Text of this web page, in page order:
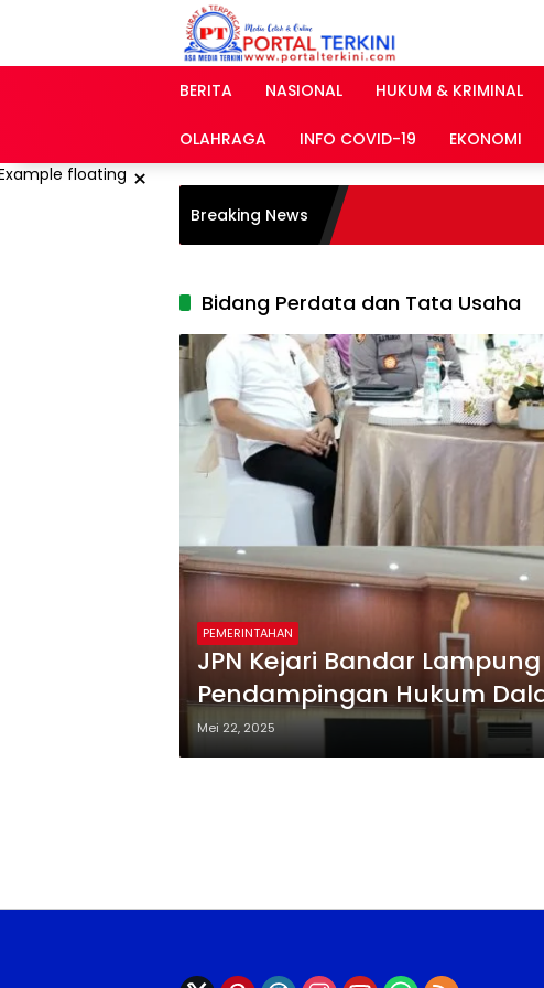
BERITA
NASIONAL HUKUM & KRIMINAL
OLAHRAGA INFO COVID-19 EKONOMI
×
Breaking News
Bidang Perdata dan Tata Usaha
PEMERINTAHAN
JPN Kejari Bandar
Pendampingan Hukum
Mei 22, 2025